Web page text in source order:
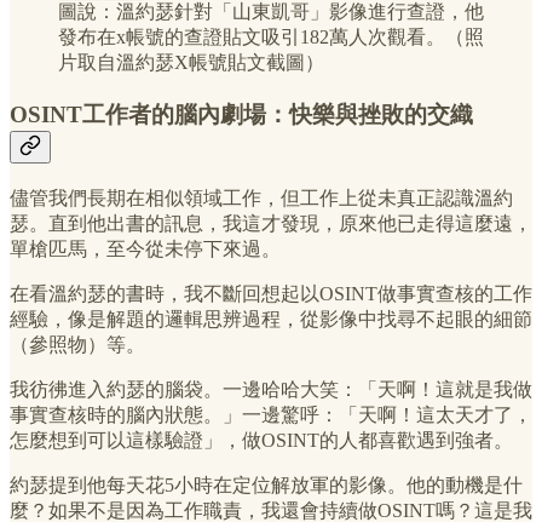
圖說：溫約瑟針對「山東凱哥」影像進行查證，他
發布在x帳號的查證貼文吸引182萬人次觀看。（照
片取自溫約瑟X帳號貼文截圖）
OSINT工作者的腦內劇場：快樂與挫敗的交織
儘管我們長期在相似領域工作，但工作上從未真正認識溫約
瑟。直到他出書的訊息，我這才發現，原來他已走得這麼遠，
單槍匹馬，至今從未停下來過。
在看溫約瑟的書時，我不斷回想起以OSINT做事實查核的工作
經驗，像是解題的邏輯思辨過程，從影像中找尋不起眼的細節
（參照物）等。
我彷彿進入約瑟的腦袋。一邊哈哈大笑：「天啊！這就是我做
事實查核時的腦內狀態。」一邊驚呼：「天啊！這太天才了，
怎麼想到可以這樣驗證」，做OSINT的人都喜歡遇到強者。
約瑟提到他每天花5小時在定位解放軍的影像。他的動機是什
麼？如果不是因為工作職責，我還會持續做OSINT嗎？這是我